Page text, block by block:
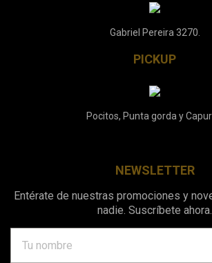
Gabriel Pereira 3270.
PICKUP
Pocitos, Punta gorda y
NEWSLETTER
Entérate de nuestras promociones y
nadie. Suscríbete ahora.